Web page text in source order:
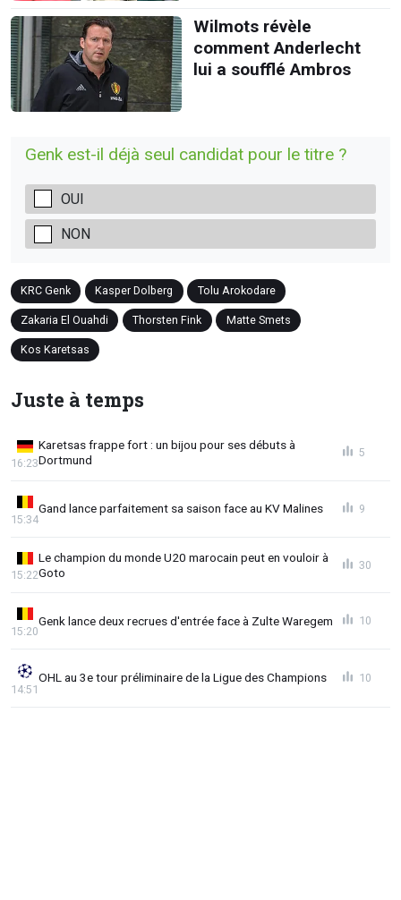
Wilmots révèle
comment Anderlecht
lui a soufflé Ambros
Genk est-il déjà seul candidat pour le titre ?
OUI
NON
KRC Genk Kasper Dolberg Tolu Arokodare
Zakaria El Ouahdi Thorsten Fink Matte Smets
Kos Karetsas
Juste à temps
Karetsas frappe fort : un bijou pour ses débuts à
Dortmund
16:23
5
Gand lance parfaitement sa saison face au KV Malines
15:34
9
Le champion du monde U20 marocain peut en vouloir à
Goto
15:22
30
Genk lance deux recrues d'entrée face à Zulte Waregem
15:20
10
OHL au 3e tour préliminaire de la Ligue des Champions
14:51
10